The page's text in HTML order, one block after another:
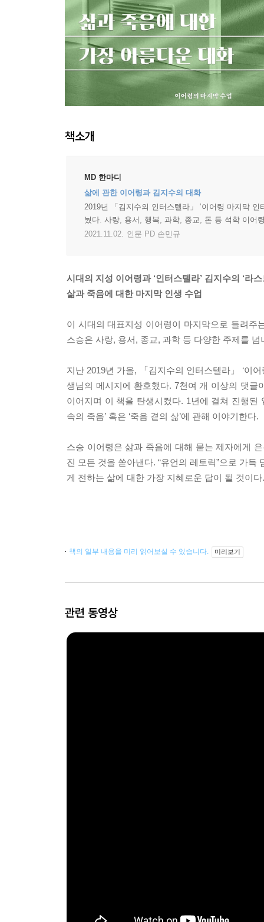
책소개
MD 한마디
삶에 관한 이어령과 김지수의 대화
2019년 「김지수의 인터스텔라」 ‘이어령 마지막
눴다. 사랑, 용서, 행복, 과학, 종교, 돈 등 석학 이어
2021.11.02. 인문 PD 손민규
시대의 지성 이어령과 ‘인터스텔라’ 김지수의 ‘라스
삶과 죽음에 대한 마지막 인생 수업
이 시대의 대표지성 이어령이 마지막으로 들려
스승은 사랑, 용서, 종교, 과학 등 다양한 주제를
지난 2019년 가을, 「김지수의 인터스텔라」 ‘이
생님의 메시지에 환호했다. 7천여 개 이상의 댓
이어지며 이 책을 탄생시켰다. 1년에 걸쳐 진행된
속의 죽음’ 혹은 ‘죽음 곁의 삶’에 관해 이야기한다.
스승 이어령은 삶과 죽음에 대해 묻는 제자에게
진 모든 것을 쏟아낸다. “유언의 레토릭”으로 가
게 전하는 삶에 대한 가장 지혜로운 답이 될 것이다.
책의 일부 내용을 미리 읽어보실 수 있습니다. 미리보기
관련 동영상